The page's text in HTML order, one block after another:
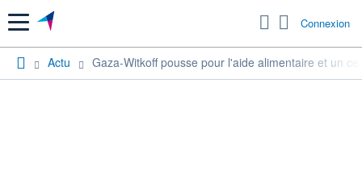
Menu Connexion
Actu Gaza-Witkoff pousse pour l'aide alimentaire et un